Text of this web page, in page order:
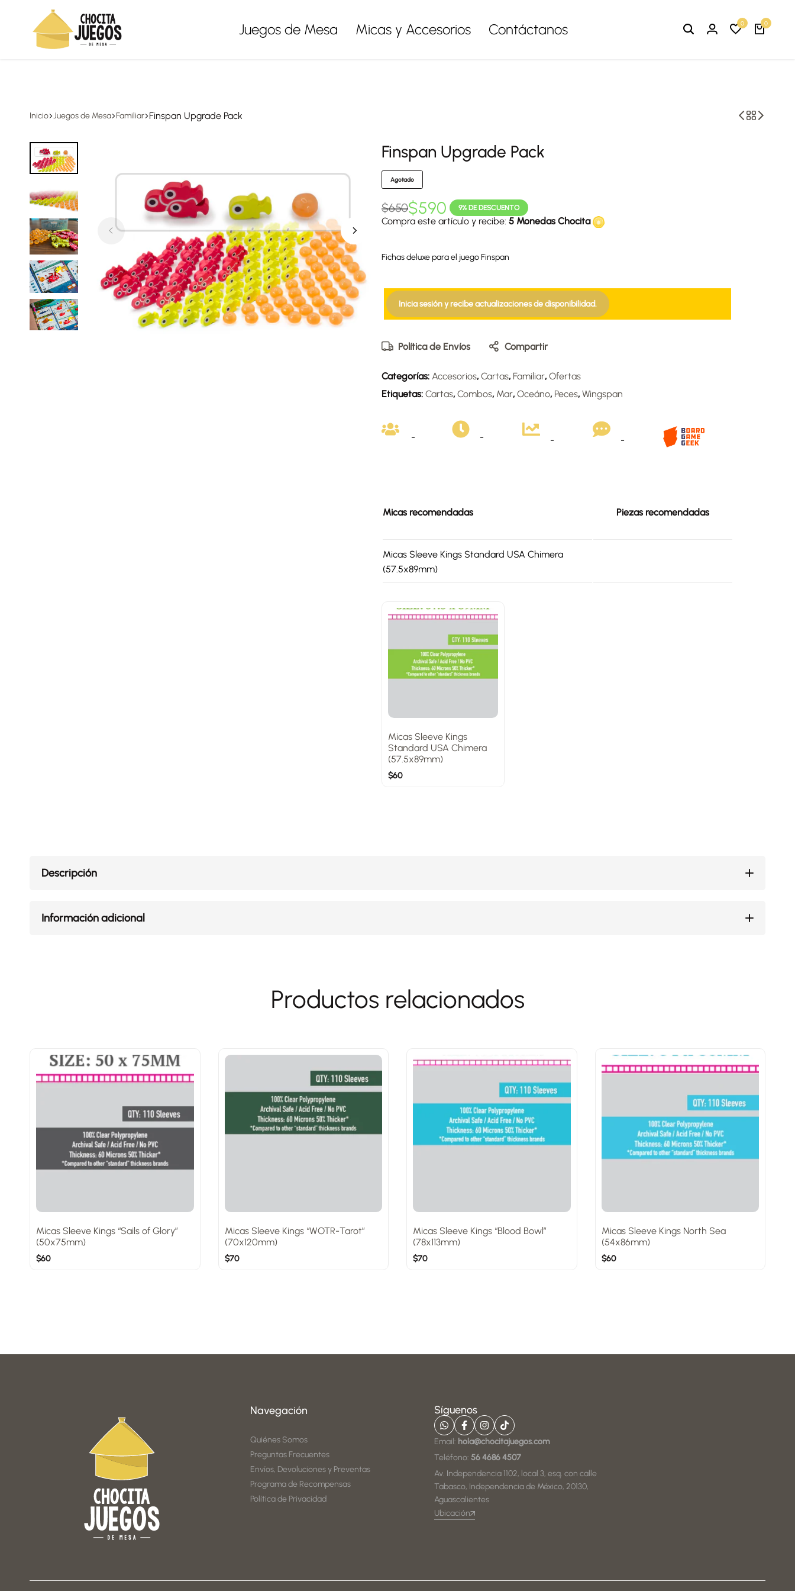
Envíos a todo México, gratis en compras desde $1,500
mesa
todas
las
edades
Juegos de Mesa Micas y Accesorios Contáctanos 0 0
Inicio Juegos de Mesa Familiar Finspan Upgrade Pack
Finspan Upgrade Pack
Agotado
$650$590 9% DE DESCUENTO
Compra este artículo y recibe: 5 Monedas Chocita
Fichas deluxe para el juego Finspan
Inicia sesión y recibe actualizaciones de disponibilidad.
Política de Envíos Compartir
Categorías: Accesorios, Cartas, Familiar, Ofertas
Etiquetas: Cartas, Combos, Mar, Oceáno, Peces, Wingspan
- - - -
Micas recomendadas Piezas recomendadas
Micas Sleeve Kings Standard USA Chimera
(57.5x89mm)
Micas Sleeve Kings
Standard USA Chimera
(57.5x89mm)
$60
Descripción
Información adicional
Productos relacionados
Micas Sleeve Kings “Sails of Glory”
(50x75mm)
$60
Micas Sleeve Kings “WOTR-Tarot”
(70x120mm)
$70
Micas Sleeve Kings “Blood Bowl”
(78x113mm)
$70
Micas Sleeve Kings North Sea
(54x86mm)
$60
Navegación
Quiénes Somos
Preguntas Frecuentes
Envíos, Devoluciones y Preventas
Programa de Recompensas
Política de Privacidad
Síguenos
Email: hola@chocitajuegos.com
Teléfono:56 4686 4507
Av. Independencia 1102, local 3, esq. con calle
Tabasco, Independencia de México, 20130,
Aguascalientes
Ubicación